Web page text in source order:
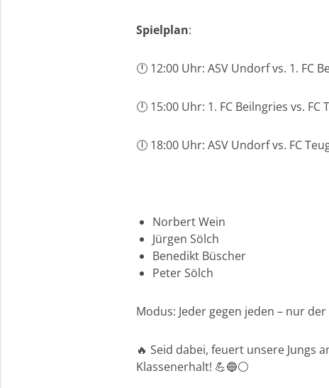
Spielplan:
🕛 12:00 Uhr: ASV Undorf vs. 1. FC
🕛 15:00 Uhr: 1. FC Beilngries vs. FC
🕕 18:00 Uhr: ASV Undorf vs. FC
Norbert Wein
Jürgen Sölch
Benedikt Büscher
Peter Sölch
Modus: Jeder gegen jeden – nur
🔥 Seid dabei, feuert unsere Jungs
Klassenerhalt! 💪🔵⚪